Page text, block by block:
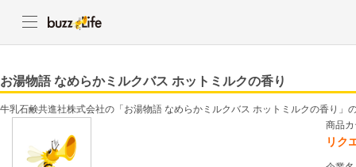
お湯物語 なめらかミルクバス ホットミルクの香り
牛乳石鹸共進社株式会社の「お湯物語 なめらかミルクバス ホットミルクの香り」
商品
リク